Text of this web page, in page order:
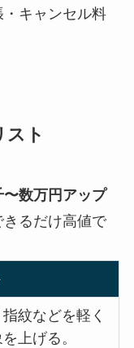
キャンセル料
スト
数万円アップ
るだけ高値で
紋などを軽く
上げる。